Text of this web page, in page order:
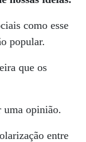
como esse
popular.
que os
uma opinião.
entre